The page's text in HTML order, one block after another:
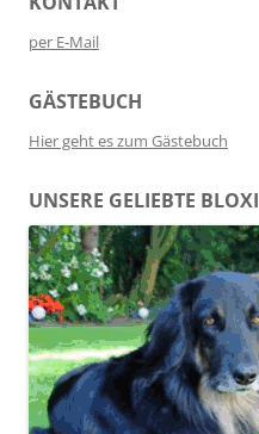
per E-Mail
GÄSTEBUCH
Hier geht es zum Gästebuch
UNSERE GELIEBTE BLOXI